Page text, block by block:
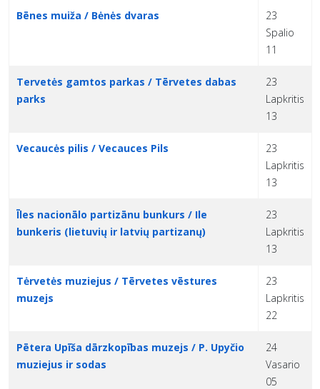
Bēnes muiža / Bėnės dvaras
23
Spalio
11
Tervetės gamtos parkas / Tērvetes dabas
parks
23
Lapkritis
13
Vecaucės pilis / Vecauces Pils
23
Lapkritis
13
Īles nacionālo partizānu bunkurs / Ile
bunkeris (lietuvių ir latvių partizanų)
23
Lapkritis
13
Tėrvetės muziejus / Tērvetes vēstures
muzejs
23
Lapkritis
22
Pētera Upīša dārzkopības muzejs / P. Upyčio
muziejus ir sodas
24
Vasario
05